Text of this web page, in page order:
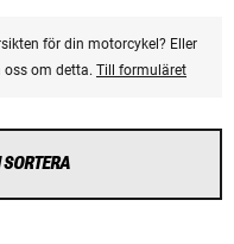
för din motorcykel? Eller
om detta. Till formuläret